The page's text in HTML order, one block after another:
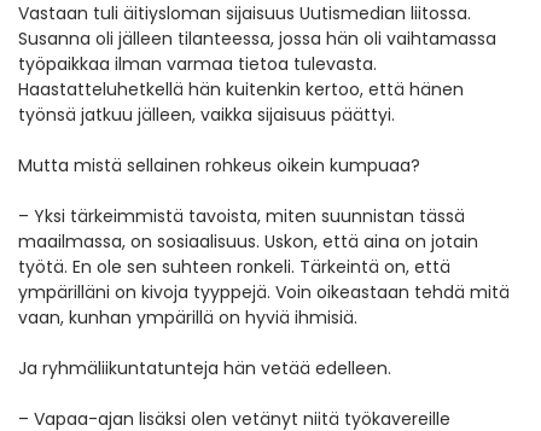
Vastaan tuli äitiysloman sijaisuus Uutismedian liitossa.
Susanna oli jälleen tilanteessa, jossa hän oli vaihtamassa
työpaikkaa ilman varmaa tietoa tulevasta.
Haastatteluhetkellä hän kuitenkin kertoo, että hänen
työnsä jatkuu jälleen, vaikka sijaisuus päättyi.
Mutta mistä sellainen rohkeus oikein kumpuaa?
– Yksi tärkeimmistä tavoista, miten suunnistan tässä
maailmassa, on sosiaalisuus. Uskon, että aina on jotain
työtä. En ole sen suhteen ronkeli. Tärkeintä on, että
ympärilläni on kivoja tyyppejä. Voin oikeastaan tehdä mitä
vaan, kunhan ympärillä on hyviä ihmisiä.
Ja ryhmäliikuntatunteja hän vetää edelleen.
– Vapaa-ajan lisäksi olen vetänyt niitä työkavereille